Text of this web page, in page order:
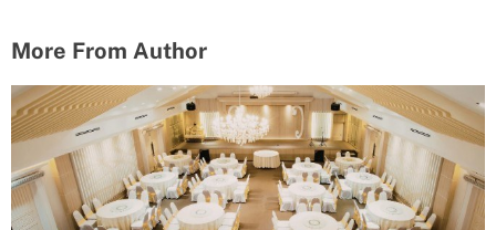
More From Author